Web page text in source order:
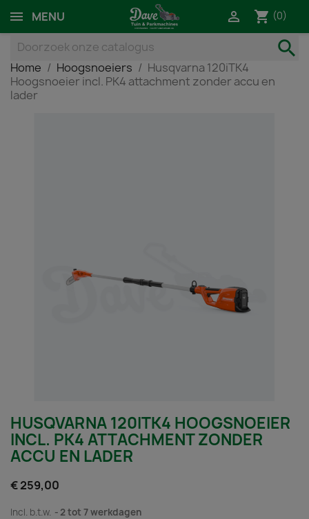
MENU  shopping_cart (0)
search
Home Hoogsnoeiers
Husqvarna 120iTK4
Hoogsnoeier incl. PK4 attachment zonder accu en
lader
HUSQVARNA 120ITK4 HOOGSNOEIER
INCL. PK4 ATTACHMENT ZONDER
ACCU EN LADER
€ 259,00
Incl. b.t.w. 2 tot 7 werkdagen